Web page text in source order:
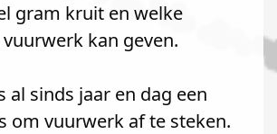
gram kruit en welke
kan geven.
al sinds jaar en dag een
om vuurwerk af te steken.